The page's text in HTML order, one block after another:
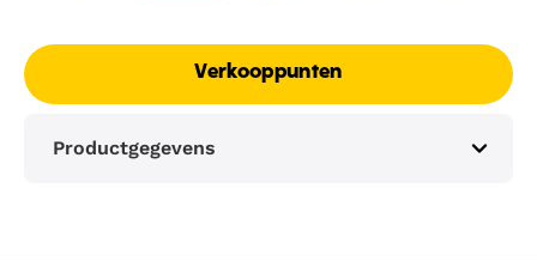
Verkooppunten
Productgegevens